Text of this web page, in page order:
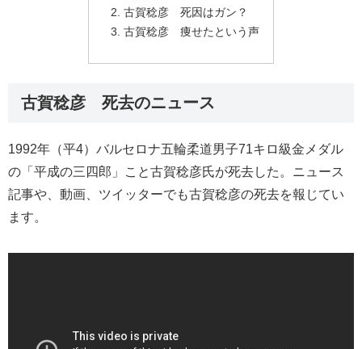
古賀稔彦 死因はガン？
古賀稔彦 痩せたという声
古賀稔彦 死去のニュース
1992年（平4）バルセロナ五輪柔道男子71キロ級金メダル
の「平成の三四郎」こと古賀稔彦氏が死去した。ニュース
記事や、動画、ツイッターでも古賀稔彦の死去を報じてい
ます。